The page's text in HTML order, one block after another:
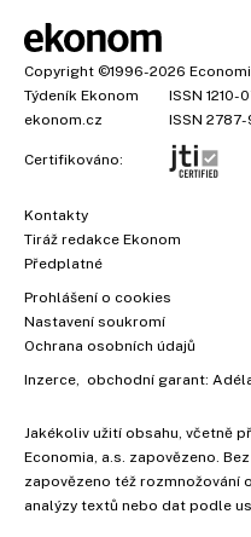
Copyright ©1996-2026
Týdeník Ekonom
ISSN 1210-
ekonom.cz
ISSN
Certifikováno:
Kontakty
Tiráž redakce Ekonom
Předplatné
Prohlášení o cookies
Nastavení soukromí
Ochrana osobních údajů
Inzerce , obchodní garant:
Jakékoliv užití obsahu, včetně
Economia, a.s. zapovězeno.
zapovězeno též rozmnožování
analýzy textů nebo dat podle